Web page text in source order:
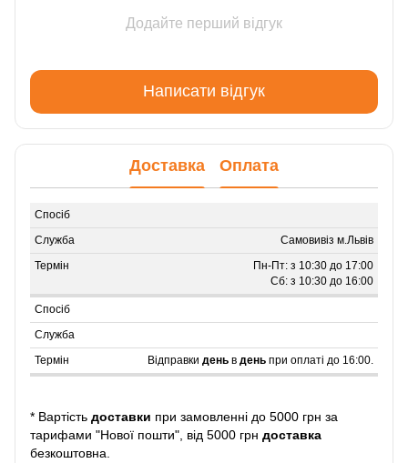
Додайте перший відгук
Написати відгук
Доставка Оплата
Самовивіз м.Львів
Пн-Пт: з 10:30 до 17:00
Сб: з 10:30 до 16:00
Відправки день в день при оплаті до 16:00.
* Вартість доставки при замовленні до 5000 грн за
тарифами "Нової пошти", від 5000 грн доставка
безкоштовна.